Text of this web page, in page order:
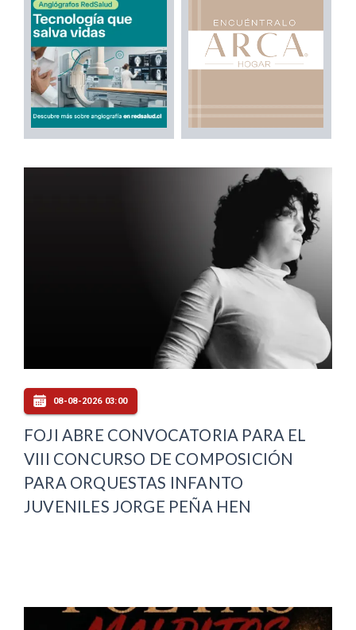
08-08-2026 03:00
FOJI ABRE CONVOCATORIA PARA EL
VIII CONCURSO DE COMPOSICIÓN
PARA ORQUESTAS INFANTO
JUVENILES JORGE PEÑA HEN